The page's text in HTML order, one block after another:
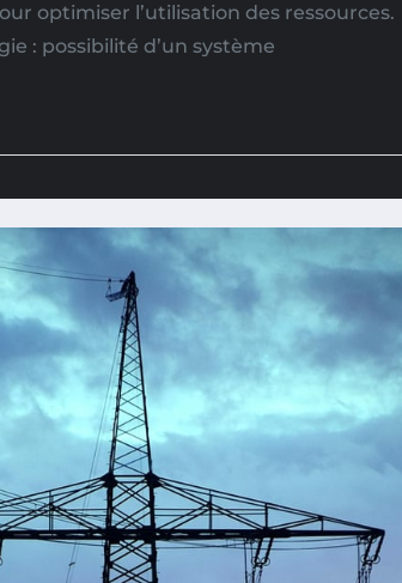
optimiser l’utilisation des ressources.
: possibilité d’un système